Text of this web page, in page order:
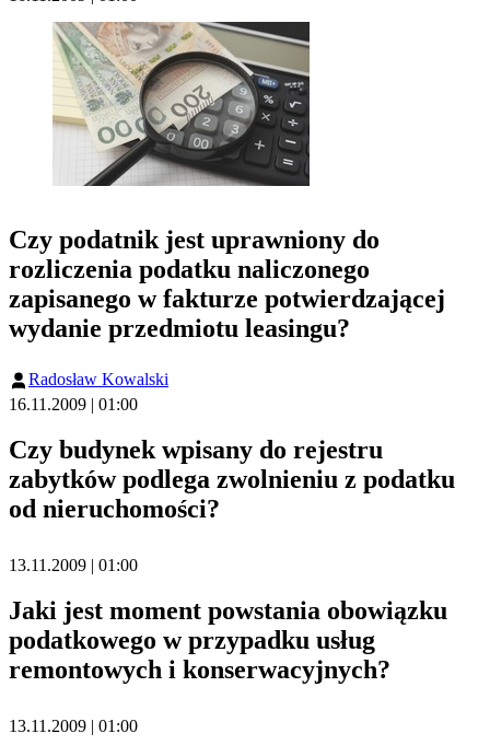
Czy podatnik jest uprawniony do
rozliczenia podatku naliczonego
zapisanego w fakturze potwierdzającej
wydanie przedmiotu leasingu?
Radosław Kowalski
16.11.2009 | 01:00
Czy budynek wpisany do rejestru
zabytków podlega zwolnieniu z podatku
od nieruchomości?
13.11.2009 | 01:00
Jaki jest moment powstania obowiązku
podatkowego w przypadku usług
remontowych i konserwacyjnych?
13.11.2009 | 01:00